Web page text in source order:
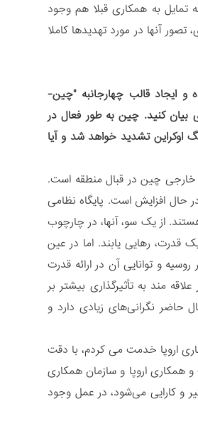
تمایل به همکاری قبلا هم وجود
آنها در مورد تهدیدها کاملا
ایجاد قالب چهارجانبه "چین-
بیان کنید. چین به طور فعال در
اوکراین تشدید خواهد شد و آیا
خارجی چین در قبال منطقه است.
حال افزایش است. پایگاه نظامی
از یک سو، آنها، در چارچوب
رهایی ‌یابند. اما در عین
و توانایی آن در ارائه قدرت
مند به تأثیرگذاری بیشتر بر
نگرانی‌های زیادی دارد و
اروپا خدمت می کردم، با دقت
همکاری اروپا و سازمان همکاری
و کارایی می‌شود، در عمل وجود